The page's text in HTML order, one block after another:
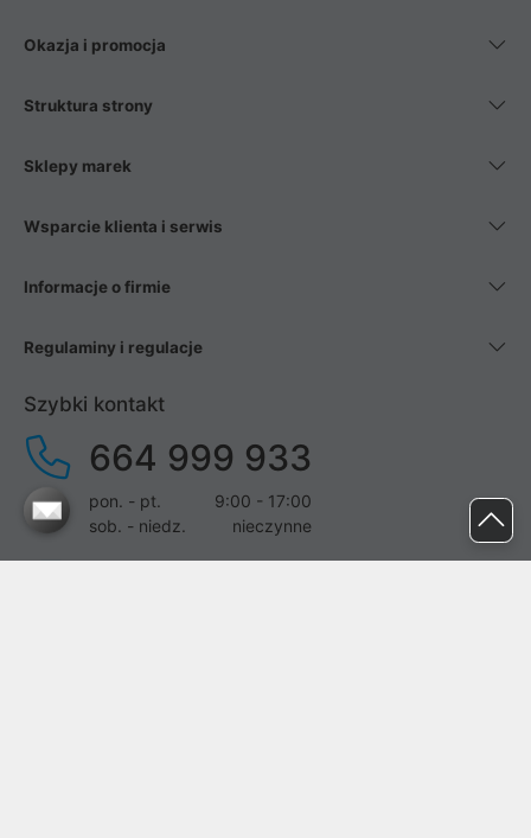
Okazja i promocja
Struktura strony
Sklepy marek
Wsparcie klienta i serwis
Informacje o firmie
Regulaminy i regulacje
Szybki kontakt
664 999 933
pon. - pt.
9:00 - 17:00
sob. - niedz.
nieczynne